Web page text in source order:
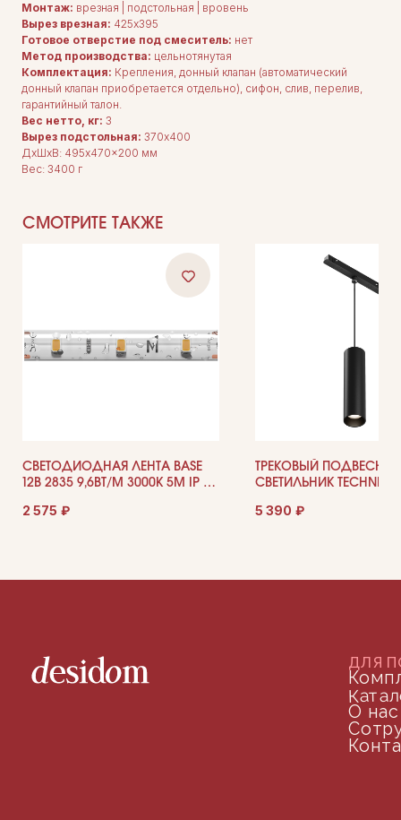
Монтаж: врезная | подстольная | вровень
Вырез врезная: 425x395
Готовое отверстие под смеситель: нет
Метод производства: цельнотянутая
Комплектация: Крепления, донный клапан (автоматический
донный клапан приобретается отдельно), сифон, слив, перелив,
гарантийный талон.
Вес нетто, кг: 3
Вырез подстольная: 370x400
ДxШxВ: 495x470x200 мм
Вес: 3400 г
СМОТРИТЕ ТАКЖЕ
СВЕТОДИОДНАЯ ЛЕНТА BASE
12В 2835 9,6ВТ/М 3000K 5М IP 65
2 575 ₽
ТРЕКОВЫЙ
СВЕТИЛЬНИК
5 390 ₽
ДОКУМЕНТАЦИЯ
Политика конфиденциальности
Комплектация
Сотрудничество
Контакты
+7 (905) 208-46-36
телефон для связи